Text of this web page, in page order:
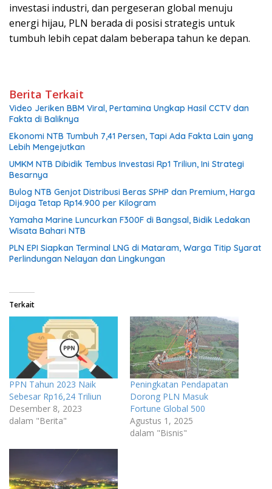
investasi industri, dan pergeseran global menuju
energi hijau, PLN berada di posisi strategis untuk
tumbuh lebih cepat dalam beberapa tahun ke depan.
Berita Terkait
Video Jeriken BBM Viral, Pertamina Ungkap Hasil CCTV dan
Fakta di Baliknya
Ekonomi NTB Tumbuh 7,41 Persen, Tapi Ada Fakta Lain yang
Lebih Mengejutkan
UMKM NTB Dibidik Tembus Investasi Rp1 Triliun, Ini Strategi
Besarnya
Bulog NTB Genjot Distribusi Beras SPHP dan Premium, Harga
Dijaga Tetap Rp14.900 per Kilogram
Yamaha Marine Luncurkan F300F di Bangsal, Bidik Ledakan
Wisata Bahari NTB
PLN EPI Siapkan Terminal LNG di Mataram, Warga Titip Syarat
Perlindungan Nelayan dan Lingkungan
Terkait
PPN Tahun 2023 Naik
Sebesar Rp16,24 Triliun
Desember 8, 2023
dalam "Berita"
Peningkatan Pendapatan
Dorong PLN Masuk
Fortune Global 500
Agustus 1, 2025
dalam "Bisnis"